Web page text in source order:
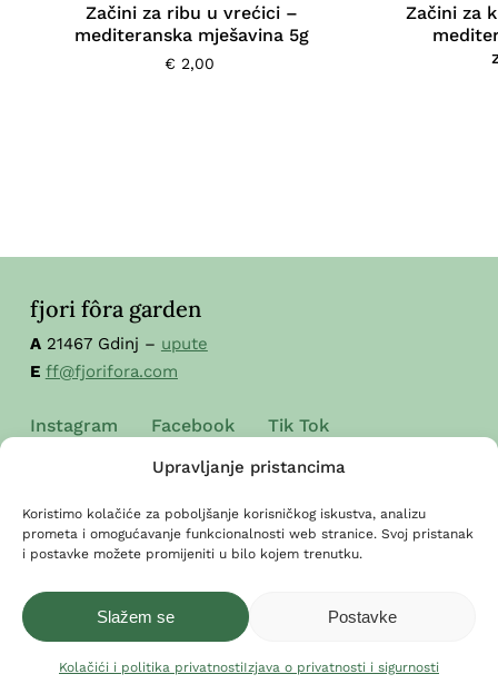
Upravljanje pristancima
Koristimo kolačiće za poboljšanje korisničkog iskustva, analizu
prometa i omogućavanje funkcionalnosti web stranice. Svoj pristanak
i postavke možete promijeniti u bilo kojem trenutku.
Slažem se Postavke
Kolačići i politika privatnostiIzjava o privatnosti i sigurnosti
Začini za ribu u vrećici –
mediteranska mješavina 5g
€ 2,00
Začini za
fjori fôra garden
A21467 Gdinj – upute
E ff@fjorifora.com
Instagram Facebook Tik Tok
naše prodajno mjesto
AGrad Hvar, Trg sv. Stjepana –